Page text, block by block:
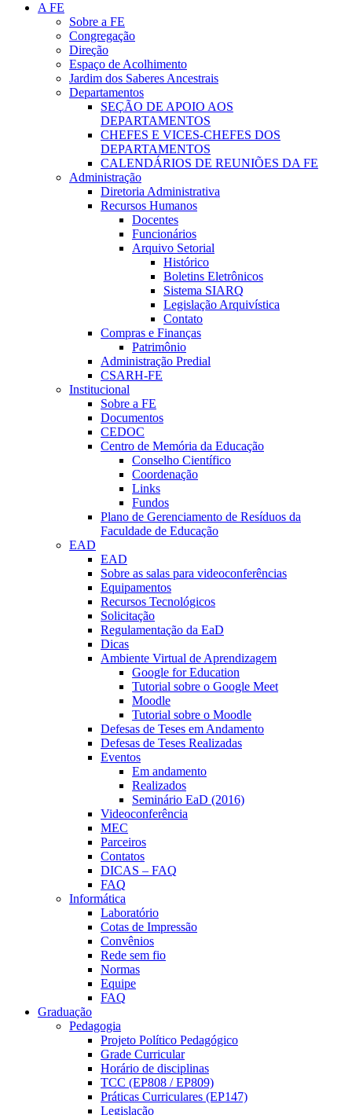
A FE
Sobre a FE
Congregação
Direção
Espaço de Acolhimento
Jardim dos Saberes Ancestrais
Departamentos
SEÇÃO DE APOIO AOS
DEPARTAMENTOS
CHEFES E VICES-CHEFES DOS
DEPARTAMENTOS
CALENDÁRIOS DE REUNIÕES DA FE
Administração
Diretoria Administrativa
Recursos Humanos
Docentes
Funcionários
Arquivo Setorial
Histórico
Boletins Eletrônicos
Sistema SIARQ
Legislação Arquivística
Contato
Compras e Finanças
Patrimônio
Administração Predial
CSARH-FE
Institucional
Sobre a FE
Documentos
CEDOC
Centro de Memória da Educação
Conselho Científico
Coordenação
Links
Fundos
Plano de Gerenciamento de Resíduos da
Faculdade de Educação
EAD
EAD
Sobre as salas para videoconferências
Equipamentos
Recursos Tecnológicos
Solicitação
Regulamentação da EaD
Dicas
Ambiente Virtual de Aprendizagem
Google for Education
Tutorial sobre o Google Meet
Moodle
Tutorial sobre o Moodle
Defesas de Teses em Andamento
Defesas de Teses Realizadas
Eventos
Em andamento
Realizados
Seminário EaD (2016)
Videoconferência
MEC
Parceiros
Contatos
DICAS – FAQ
FAQ
Informática
Laboratório
Cotas de Impressão
Convênios
Rede sem fio
Normas
Equipe
FAQ
Graduação
Pedagogia
Projeto Político Pedagógico
Grade Curricular
Horário de disciplinas
TCC (EP808 / EP809)
Práticas Curriculares (EP147)
Legislação